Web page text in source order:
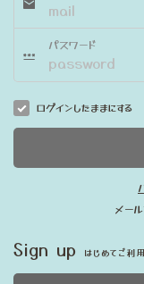
パスワード
ログインしたままにする
メー
Sign up はじめてご利